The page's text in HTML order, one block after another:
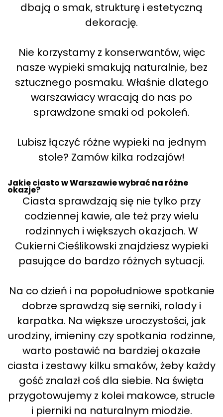
dbają o smak, strukturę i estetyczną
dekorację.
Nie korzystamy z konserwantów, więc
nasze wypieki smakują naturalnie, bez
sztucznego posmaku. Właśnie dlatego
warszawiacy wracają do nas po
sprawdzone smaki od pokoleń.
Lubisz łączyć różne wypieki na jednym
stole? Zamów kilka rodzajów!
Jakie ciasto w Warszawie wybrać na różne
okazje?
Ciasta sprawdzają się nie tylko przy
codziennej kawie, ale też przy wielu
rodzinnych i większych okazjach. W
Cukierni Cieślikowski znajdziesz wypieki
pasujące do bardzo różnych sytuacji.
Na co dzień i na popołudniowe spotkanie
dobrze sprawdzą się serniki, rolady i
karpatka. Na większe uroczystości, jak
urodziny, imieniny czy spotkania rodzinne,
warto postawić na bardziej okazałe
ciasta i zestawy kilku smaków, żeby każdy
gość znalazł coś dla siebie. Na święta
przygotowujemy z kolei makowce, strucle
i pierniki na naturalnym miodzie.